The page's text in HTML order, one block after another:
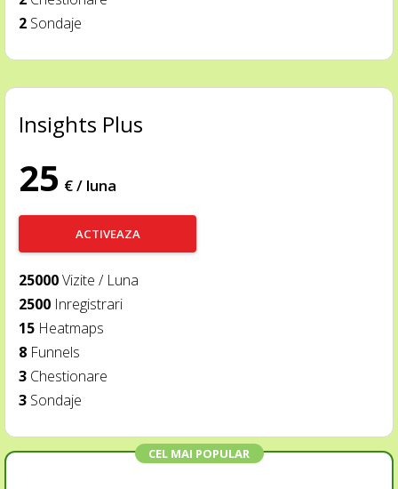
2 Sondaje
Insights Plus
25 € / luna
ACTIVEAZA
25000Vizite / Luna
2500 Inregistrari
15 Heatmaps
8 Funnels
3 Chestionare
3 Sondaje
CEL MAI POPULAR